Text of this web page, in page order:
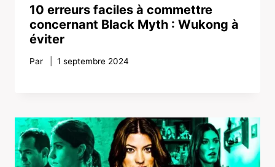
10 erreurs faciles à commettre
concernant Black Myth : Wukong à
éviter
Par 1 septembre 2024